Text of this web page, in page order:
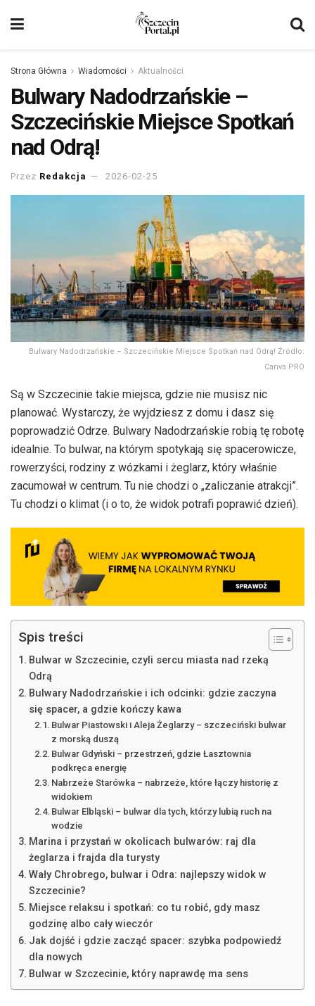
Strona Główna Wiadomości Aktualności
Bulwary Nadodrzańskie –
Szczecińskie Miejsce Spotkań
nad Odrą!
Przez Redakcja 2026-02-25
Bulwary Nadodrzańskie – Szczecińskie Miejsce Spotkań nad Odrą! Źródło:
Canva PRO
Są w Szczecinie takie miejsca, gdzie nie musisz nic
planować. Wystarczy, że wyjdziesz z domu i dasz się
poprowadzić Odrze. Bulwary Nadodrzańskie robią tę robotę
idealnie. To bulwar, na którym spotykają się spacerowicze,
rowerzyści, rodziny z wózkami i żeglarz, który właśnie
zacumował w centrum. Tu nie chodzi o „zaliczanie atrakcji”.
Tu chodzi o klimat (i o to, że widok potrafi poprawić dzień).
Spis treści
Bulwar w Szczecinie, czyli sercu miasta nad rzeką
Odrą
Bulwary Nadodrzańskie i ich odcinki: gdzie zaczyna
się spacer, a gdzie kończy kawa
Bulwar Piastowski i Aleja Żeglarzy – szczeciński bulwar
z morską duszą
Bulwar Gdyński – przestrzeń, gdzie Łasztownia
podkręca energię
Nabrzeże Starówka – nabrzeże, które łączy historię z
widokiem
Bulwar Elbląski – bulwar dla tych, którzy lubią ruch na
wodzie
Marina i przystań w okolicach bulwarów: raj dla
żeglarza i frajda dla turysty
Wały Chrobrego, bulwar i Odra: najlepszy widok w
Szczecinie?
Miejsce relaksu i spotkań: co tu robić, gdy masz
godzinę albo cały wieczór
Jak dojść i gdzie zacząć spacer: szybka podpowiedź
dla nowych
Bulwar w Szczecinie, który naprawdę ma sens